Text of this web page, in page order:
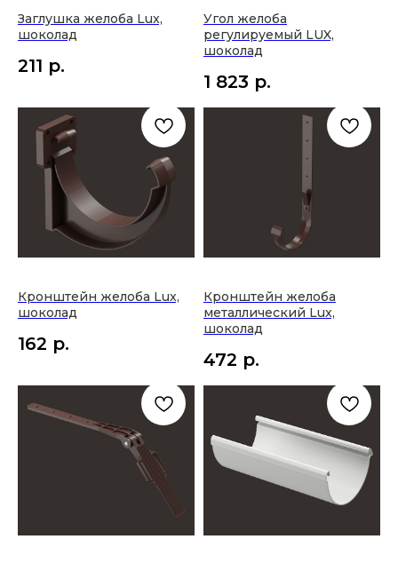
Заглушка желоба Lux,
шоколад
211 р.
Угол желоба
регулируемый LUX,
шоколад
1 823 р.
Кронштейн желоба Lux,
шоколад
162 р.
Кронштейн желоба
металлический Lux,
шоколад
472 р.